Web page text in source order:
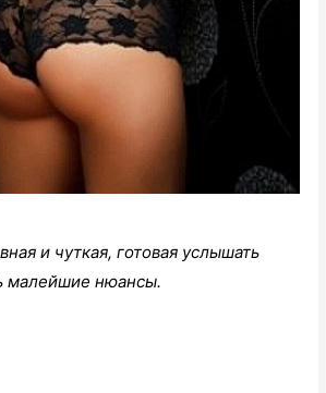
и чуткая, готовая услышать
малейшие нюансы.